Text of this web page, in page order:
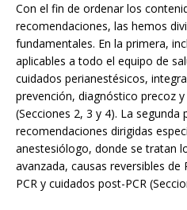
Con el fin de ordenar los
recomendaciones, las hemos
fundamentales. En la primera,
aplicables a todo el equipo de
cuidados perianestésicos,
prevención, diagnóstico precoz
(Secciones 2, 3 y 4). La segunda
recomendaciones dirigidas
anestesiólogo, donde se tratan
avanzada, causas reversibles de
PCR y cuidados post-PCR